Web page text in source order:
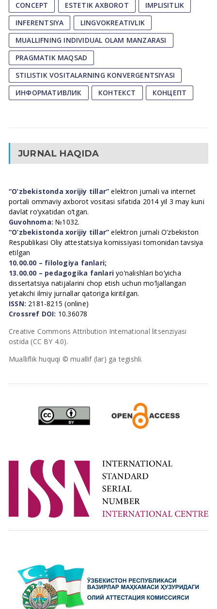
CONCEPT ESTETIK AXBOROT
IMPLISITLIK
INFERENTSIYA
LINGVOKREATIVLIK
MUALLIFNING INDIVIDUAL OLAM MANZARASI
PRAGMATIK MAQSAD
STILISTIK VOSITALARNING KONVERGENTSIYASI
ИНФОРМАТИВЛИК
КОНТЕКСТ КОНЦЕПТ
JURNAL HAQIDA
“O’zbekistonda xorijiy tillar” elektron jurnali va internet
portali ommaviy axborot vositasi sifatida 2014 yil 3 may kuni
davlat ro’yxatidan o’tgan.
Guvohnoma: №1032.
“O’zbekistonda xorijiy tillar” elektron jurnali O’zbekiston
Respublikasi Oliy attestatsiya komissiyasi tomonidan tavsiya
etilgan
10.00.00 – filologiya fanlari;
13.00.00 – pedagogika fanlari yo’nalishlari bo’yicha
dissertatsiya natijalarini chop etish uchun mo’ljallangan
yetakchi ilmiy jurnallar qatoriga kiritilgan.
ISSN: 2181-8215 (online)
Crossref DOI: 10.36078
Creative Commons Attribution International litsenziyasi
ostida (CC BY 4.0).
Mualliflik huquqi © muallif (lar) ga tegishli.